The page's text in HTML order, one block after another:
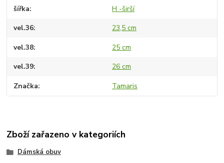
šířka H -širší
vel.36 23,5 cm
vel.38 25 cm
vel.39 26 cm
Značka Tamaris
Zboží zařazeno v kategoriích
Dámská obuv